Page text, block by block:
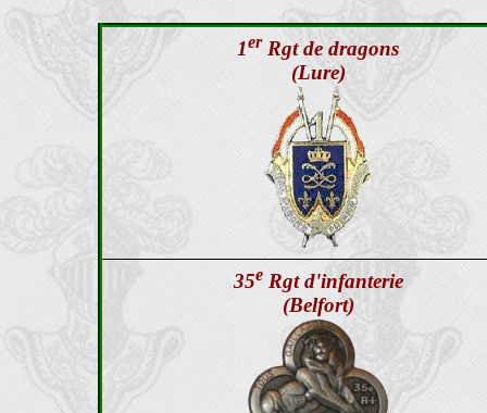
1erRgt de dragons
(Lure)
35eRgt d'infanterie
(Belfort)